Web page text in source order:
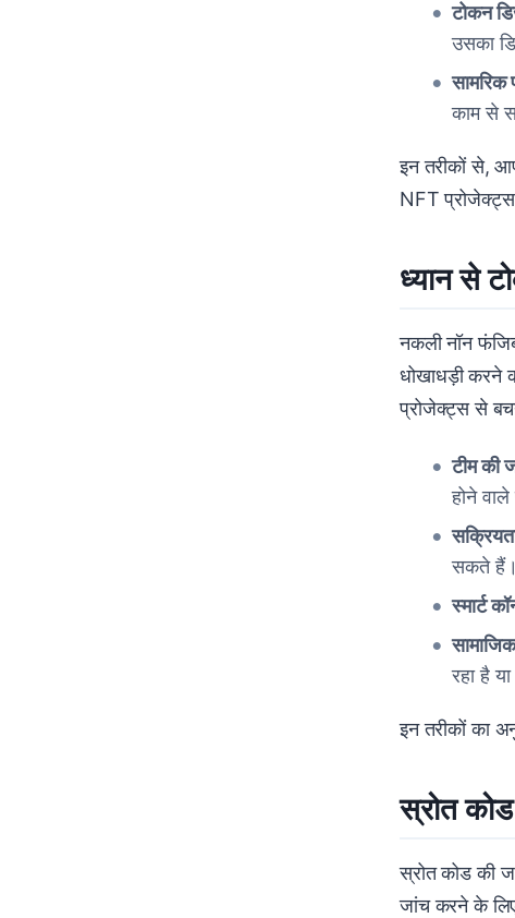
टोकन
उसका
सामरिक
काम से
इन तरीकों से,
NFT
ध्यान से
नकली नॉन
धोखाधड़ी करने
प्रोजेक्ट्स से
टीम की
होने
सकते हैं।
स्मार्ट
सामाजिक
रहा है
इन तरीकों का
स्रोत
स्रोत कोड की
जांच करने के